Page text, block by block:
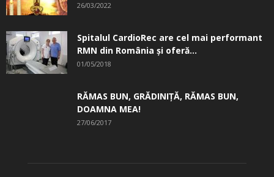
26/03/2022
Spitalul CardioRec are cel mai performant
RMN din România și oferă...
01/05/2018
RĂMAS BUN, GRĂDINIŢĂ, ­RĂMAS BUN,
DOAMNA MEA!
27/06/2017